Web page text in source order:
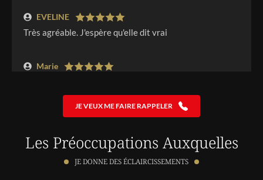
EVELINE
Très agréable. J'espère qu'elle dit vrai
Marie
GHISLAINE
tirage de Chloé a raisonné dans la situation dans
laquelle je suis aujourd'hui. J'espère qu'elle évoluera
dans le bon sens, et je n'hésiterai pas à lui faire un
JE VEUX ME FAIRE RAPPELER
Les Préoccupations Auxquelles
JE DONNE DES ÉCLAIRCISSEMENTS